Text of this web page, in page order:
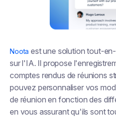
Noota est une solution tout-
sur l'IA. Il propose
comptes rendus de réunions
pouvez personnaliser vos
de réunion en fonction des
en vous assurant qu'ils sont